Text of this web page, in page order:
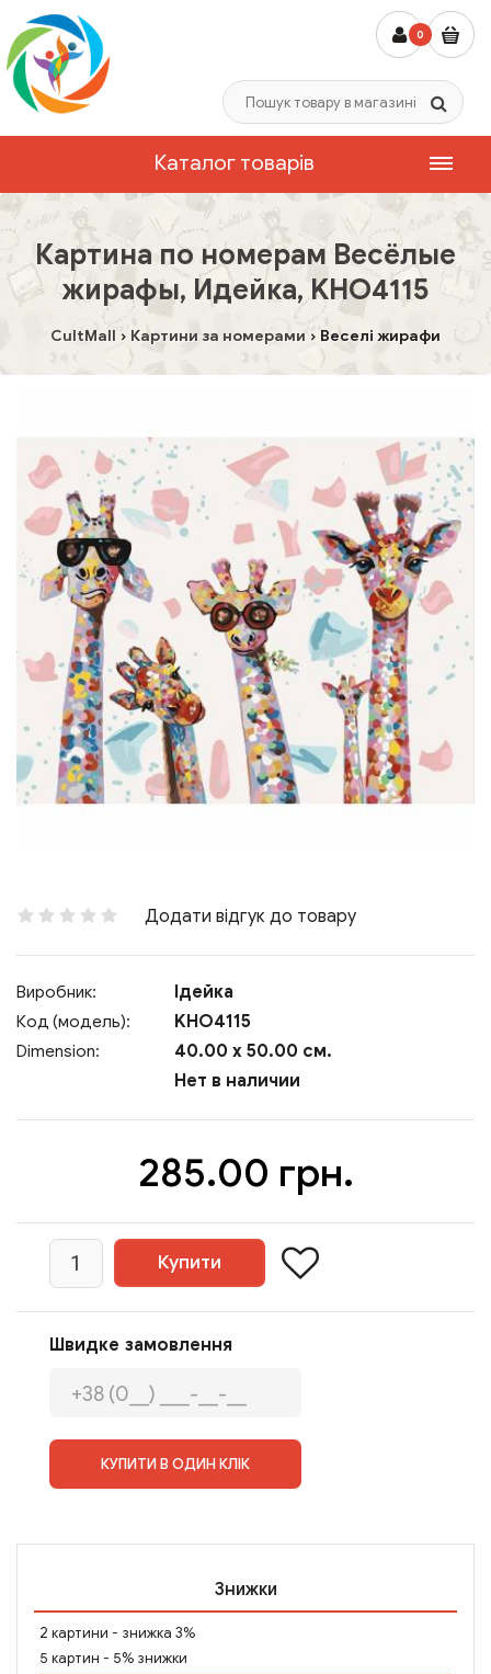
0
Каталог товарів
Картина по номерам Весёлые
жирафы, Идейка, KHO4115
CultMall Картини за номерами Веселі жирафи
Додати відгук до товару
Виробник: Ідейка
Код (модель): KHO4115
Dimension:
40.00 x 50.00 см.
Нет в наличии
285.00 грн.
Швидке замовлення
КУПИТИ В ОДИН КЛІК
Знижки
2 картини - знижка 3%
5 картин - 5% знижки